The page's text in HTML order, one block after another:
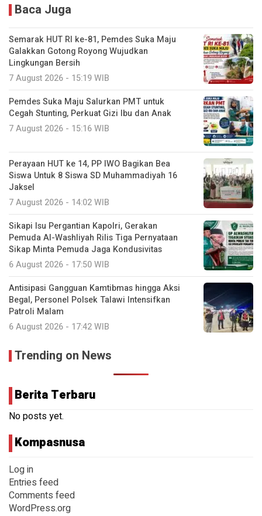
Baca Juga
Semarak HUT RI ke-81, Pemdes Suka Maju
Galakkan Gotong Royong Wujudkan
Lingkungan Bersih
7 August 2026 - 15:19 WIB
Pemdes Suka Maju Salurkan PMT untuk
Cegah Stunting, Perkuat Gizi Ibu dan Anak
7 August 2026 - 15:16 WIB
Perayaan HUT ke 14, PP IWO Bagikan Bea
Siswa Untuk 8 Siswa SD Muhammadiyah 16
Jaksel
7 August 2026 - 14:02 WIB
Sikapi Isu Pergantian Kapolri, Gerakan
Pemuda Al-Washliyah Rilis Tiga Pernyataan
Sikap Minta Pemuda Jaga Kondusivitas
6 August 2026 - 17:50 WIB
Antisipasi Gangguan Kamtibmas hingga Aksi
Begal, Personel Polsek Talawi Intensifkan
Patroli Malam
6 August 2026 - 17:42 WIB
Trending on News
Berita Terbaru
No posts yet.
Kompasnusa
Log in
Entries feed
Comments feed
WordPress.org